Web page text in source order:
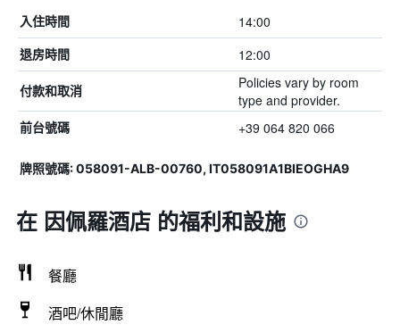
入住時間 14:00
退房時間 12:00
付款和取消
Policies vary by room
type and provider.
前台號碼 +39 064 820 066
牌照號碼: 058091-ALB-00760, IT058091A1BIEOGHA9
在 因佩羅酒店 的福利和設施
餐廳
酒吧/休閒廳